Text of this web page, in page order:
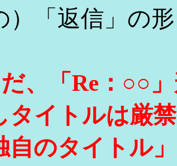
）「返信」の
、「Re：○○
タイトルは厳
自のタイトル